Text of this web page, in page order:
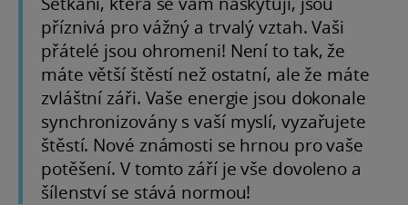
příznivá pro vážný a trvalý vztah. Vaši
přátelé jsou ohromeni! Není to tak, že
máte větší štěstí než ostatní, ale že máte
zvláštní záři. Vaše energie jsou dokonale
synchronizovány s vaší myslí, vyzařujete
štěstí. Nové známosti se hrnou pro vaše
potěšení. V tomto září je vše dovoleno a
šílenství se stává normou!